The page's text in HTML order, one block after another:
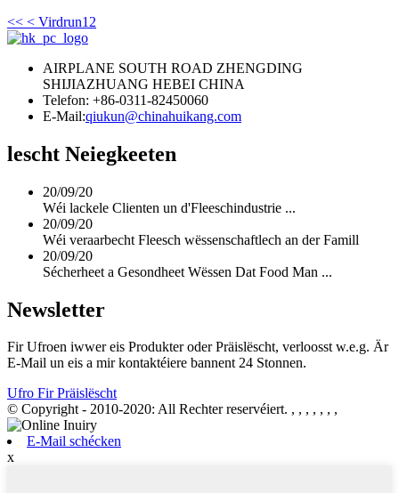
<< < Virdrun1 2
AIRPLANE SOUTH ROAD ZHENGDING
SHIJIAZHUANG HEBEI CHINA
Telefon: +86-0311-82450060
E-Mail:qiukun@chinahuikang.com
lescht Neiegkeeten
20/09/20
Wéi lackele Clienten un d'Fleeschindustrie ...
20/09/20
Wéi veraarbecht Fleesch wëssenschaftlech an der Famill
20/09/20
Sécherheet a Gesondheet Wëssen Dat Food Man ...
Newsletter
Fir Ufroen iwwer eis Produkter oder Präislëscht, verloosst w.e.g. Är
E-Mail un eis a mir kontaktéiere bannent 24 Stonnen.
Ufro Fir Präislëscht
© Copyright - 2010-2020: All Rechter reservéiert. , , , , , , ,
E-Mail schécken
x